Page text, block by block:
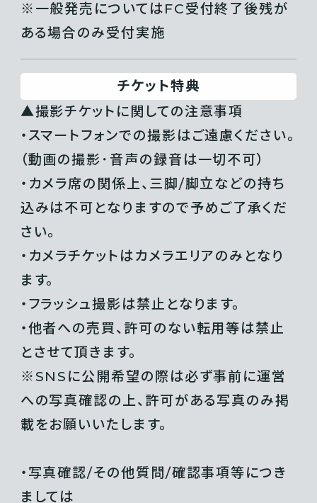
※一般発売についてはFC受付終了後残が
ある場合のみ受付実施
チケット特典
▲撮影チケットに関しての注意事項
・スマートフォンでの撮影はご遠慮ください。
（動画の撮影･音声の録音は一切不可）
・カメラ席の関係上、三脚/脚立などの持ち
込みは不可となりますので予めご了承くだ
さい。
・カメラチケットはカメラエリアのみとなり
ます。
・フラッシュ撮影は禁止となります。
・他者への売買、許可のない転用等は禁止
とさせて頂きます。
※SNSに公開希望の際は必ず事前に運営
への写真確認の上、許可がある写真のみ掲
載をお願いいたします。
・写真確認/その他質問/確認事項等につき
ましては